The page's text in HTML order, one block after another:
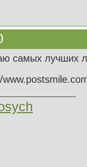
самых лучших